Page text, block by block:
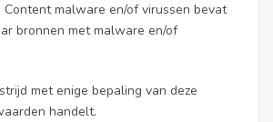
malware en/of virussen bevat
bronnen met malware en/of
met enige bepaling van deze
handelt.